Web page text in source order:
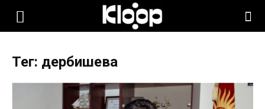
KLOOP.KG
Тег: дербишева